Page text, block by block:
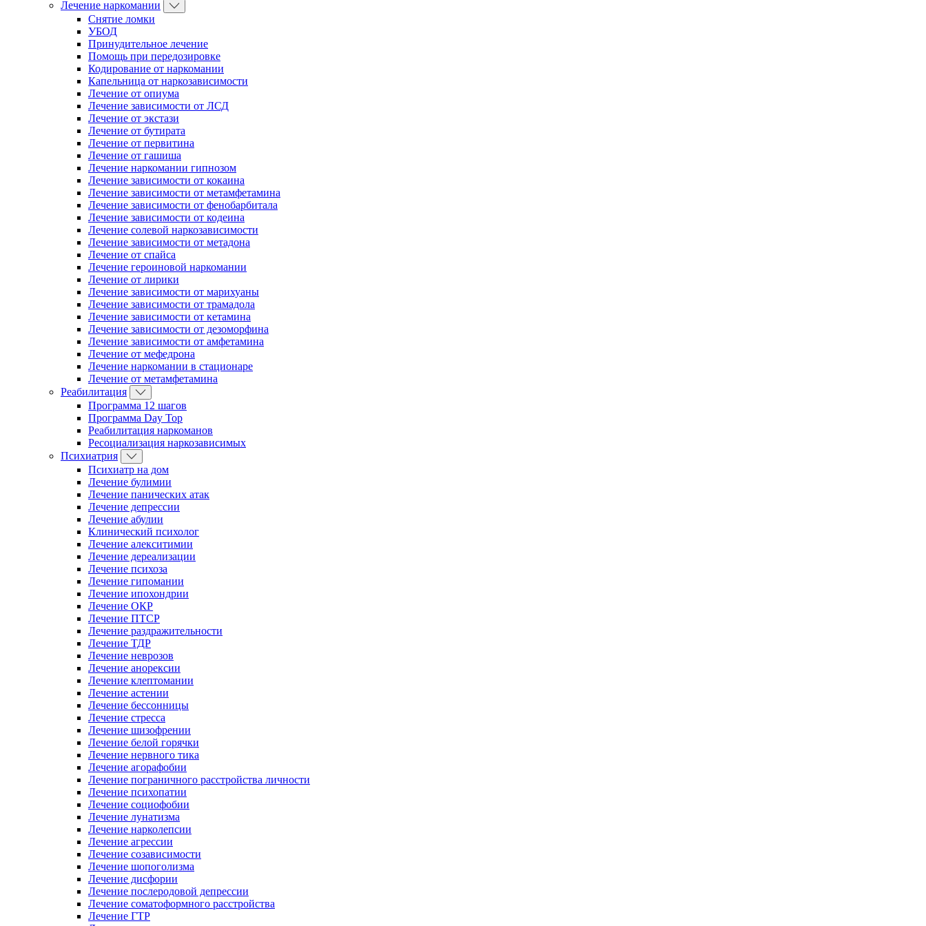
Лечение наркомании
Снятие ломки
УБОД
Принудительное лечение
Помощь при передозировке
Кодирование от наркомании
Капельница от наркозависимости
Лечение от опиума
Лечение зависимости от ЛСД
Лечение от экстази
Лечение от бутирата
Лечение от первитина
Лечение от гашиша
Лечение наркомании гипнозом
Лечение зависимости от кокаина
Лечение зависимости от метамфетамина
Лечение зависимости от фенобарбитала
Лечение зависимости от кодеина
Лечение солевой наркозависимости
Лечение зависимости от метадона
Лечение от спайса
Лечение героиновой наркомании
Лечение от лирики
Лечение зависимости от марихуаны
Лечение зависимости от трамадола
Лечение зависимости от кетамина
Лечение зависимости от дезоморфина
Лечение зависимости от амфетамина
Лечение от мефедрона
Лечение наркомании в стационаре
Лечение от метамфетамина
Реабилитация
Программа 12 шагов
Программа Day Top
Реабилитация наркоманов
Ресоциализация наркозависимых
Психиатрия
Психиатр на дом
Лечение булимии
Лечение панических атак
Лечение депрессии
Лечение абулии
Клинический психолог
Лечение алекситимии
Лечение дереализации
Лечение психоза
Лечение гипомании
Лечение ипохондрии
Лечение ОКР
Лечение ПТСР
Лечение раздражительности
Лечение ТДР
Лечение неврозов
Лечение анорексии
Лечение клептомании
Лечение астении
Лечение бессонницы
Лечение стресса
Лечение шизофрении
Лечение белой горячки
Лечение нервного тика
Лечение агорафобии
Лечение пограничного расстройства личности
Лечение психопатии
Лечение социофобии
Лечение лунатизма
Лечение нарколепсии
Лечение агрессии
Лечение созависимости
Лечение шопоголизма
Лечение дисфории
Лечение послеродовой депрессии
Лечение соматоформного расстройства
Лечение ГТР